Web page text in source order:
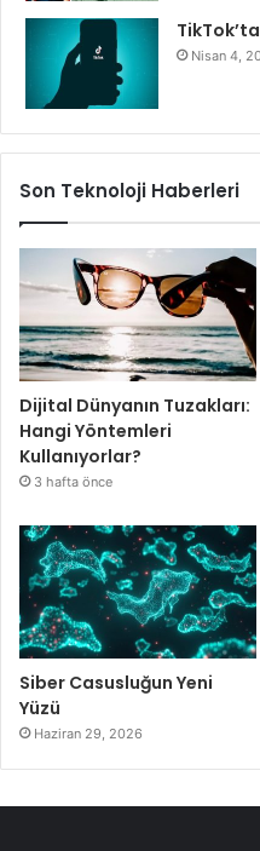
Nisan 4,
Son Teknoloji Haberleri
Dijital Dünyanın Tuzakları:
Hangi Yöntemleri
Kullanıyorlar?
3 hafta önce
Siber Casusluğun Yeni
Yüzü
Haziran 29, 2026